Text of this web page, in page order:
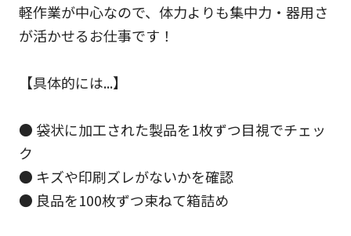
軽作業が中心なので、体力よりも集中力・器用さ
が活かせるお仕事です！
【具体的には...】
● 袋状に加工された製品を1枚ずつ目視でチェッ
ク
● キズや印刷ズレがないかを確認
● 良品を100枚ずつ束ねて箱詰め